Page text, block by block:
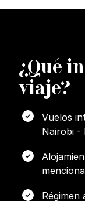
¿Qué
viaje?
Vuelos
Nairobi -
Régimen